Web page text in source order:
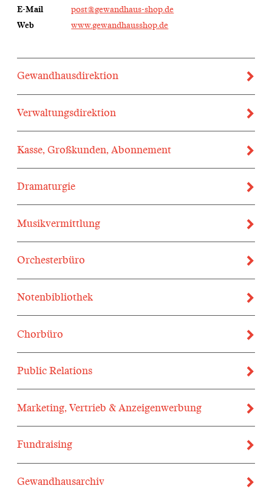
E-Mail
post@gewandhaus-shop.de
Web
www.gewandhausshop.de
Gewand­haus­direktion
Verwal­tungs­direktion
Kasse, Großkunden, Abonnement
Drama­turgie
Musikvermittlung
Orchester­büro
Notenbibliothek
Chorbüro
Public Relations
Marketing, Vertrieb & Anzeigen­werbung
Fundraising
Gewandhaus­archiv